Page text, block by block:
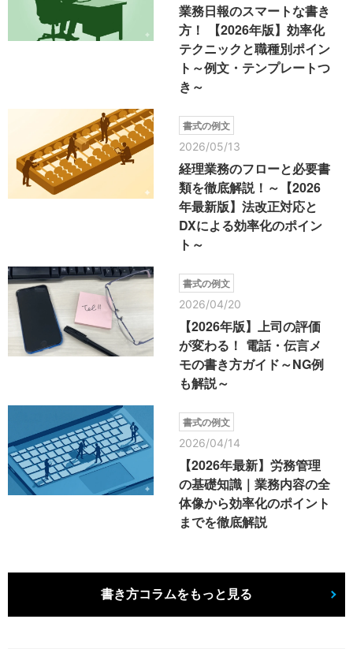
業務日報のスマートな書き
方！ 【2026年版】効率化
テクニックと職種別ポイン
ト～例文・テンプレートつ
き～
書式の例文
2026/05/13
経理業務のフローと必要書
類を徹底解説！～【2026
年最新版】法改正対応と
DXによる効率化のポイン
ト～
書式の例文
2026/04/20
【2026年版】上司の評価
が変わる！ 電話・伝言メ
モの書き方ガイド～NG例
も解説～
書式の例文
2026/04/14
【2026年最新】労務管理
の基礎知識｜業務内容の全
体像から効率化のポイント
までを徹底解説
書き方コラムをもっと見る